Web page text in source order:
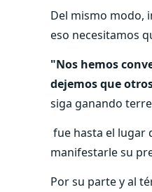
Del mismo modo,
eso necesitamos
"Nos hemos
dejemos que
siga ganando
fue hasta el lugar
manifestarle su
Por su parte y al